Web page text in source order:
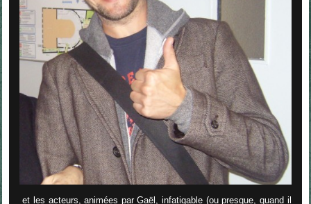
et les acteurs, animées par Gaël, infatigable (ou presque, quand il